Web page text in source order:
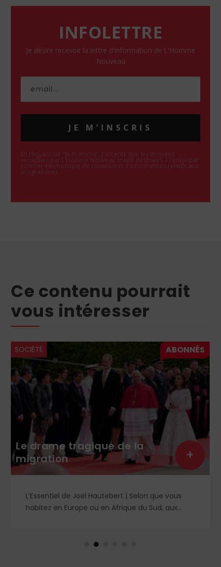
INFOLETTRE
Je désire recevoir la lettre d'information de L'Homme
Nouveau
JE M'INSCRIS
En cliquant sur "Je m'inscris", j'accepte que les données
recueillies par L'Homme Nouveau soient destinées à l'envoi par
courrier électronique de contenus et d'informations relatifs aux
programmes.
Ce contenu pourrait
vous intéresser
SOCIÉTÉ
Le drame tragique de la
migration
L’Essentiel de Joël Hautebert | Selon que vous
habitez en Europe ou en Afrique du Sud, aux
événements aux Pays-Bas ou en Irlande
+